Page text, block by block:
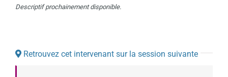
Descriptif prochainement disponible.
Retrouvez cet intervenant sur la session suivante